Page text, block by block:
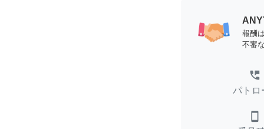
報酬
不審
perm_phone_msg
パトロ
smartphone